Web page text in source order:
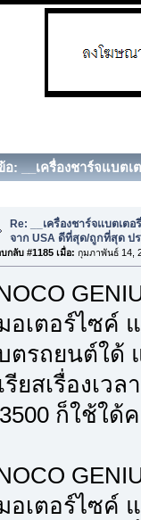
อ: __เครื่องชาร์จแบต
Re: __เครื่องชาร์จแบตเตอ
จาก USA ดีที่สุด/ถูกที่สุด ป
กลับ #1185 เมื่อ: กุมภาพันธ์ 14,
อเตอร์ไซค์
ตรถยนต์ใด้
รียสเรื่องเว
ก็ใช้ใด้
อเตอร์ไซค์